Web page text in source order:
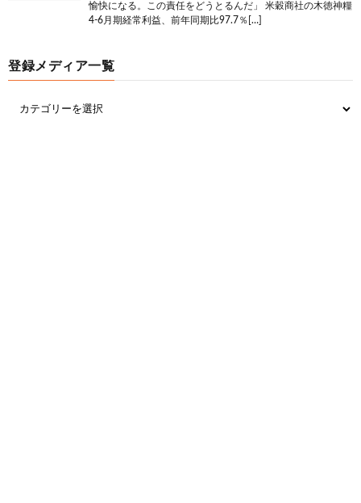
愉快になる。この責任をどうとるんだ」 米穀商社の木徳神糧
4-6月期経常利益、前年同期比97.7％[…]
登録メディア一覧